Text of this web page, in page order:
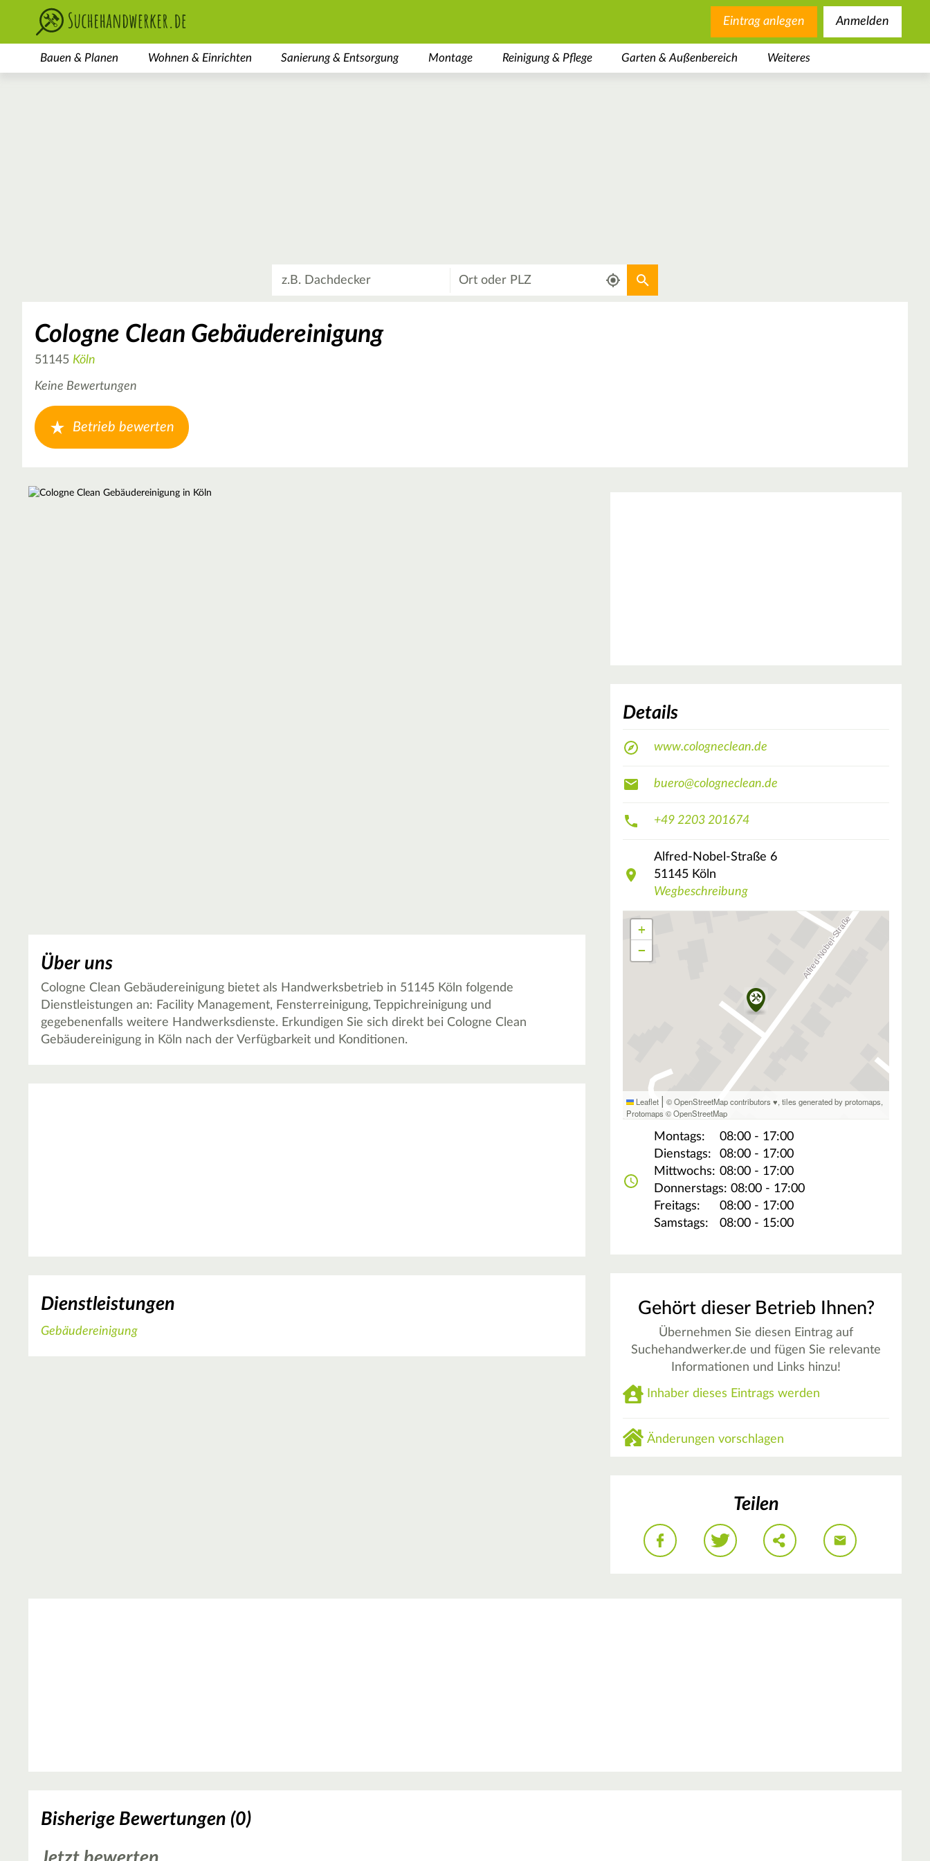
Eintrag anlegen Anmelden
Bauen & Planen Wohnen & Einrichten Sanierung & Entsorgung Montage Reinigung & Pflege Garten & Außenbereich Weiteres
Aktuellen Standort verwenden
Cologne Clean Gebäudereinigung
51145 Köln
Keine Bewertungen
Betrieb bewerten
Über uns
Cologne Clean Gebäudereinigung bietet als Handwerksbetrieb in 51145 Köln folgende
Dienstleistungen an: Facility Management, Fensterreinigung, Teppichreinigung und
gegebenenfalls weitere Handwerksdienste. Erkundigen Sie sich direkt bei Cologne Clean
Gebäudereinigung in Köln nach der Verfügbarkeit und Konditionen.
Dienstleistungen
Gebäudereinigung
Details
www.cologneclean.de
buero@cologneclean.de
+49 2203 201674
Alfred-Nobel-Straße 6
51145 Köln
Wegbeschreibung
+
−
Leaflet | © OpenStreetMap contributors ♥,tiles generated by protomaps,
Protomaps ©OpenStreetMap
Montags:
08:00 - 17:00
Dienstags:
08:00 - 17:00
Mittwochs: 08:00 - 17:00
Donnerstags: 08:00 - 17:00
Freitags:
08:00 - 17:00
Samstags:
08:00 - 15:00
Gehört dieser Betrieb Ihnen?
Übernehmen Sie diesen Eintrag auf
Suchehandwerker.de und fügen Sie relevante
Informationen und Links hinzu!
Inhaber dieses Eintrags werden
Änderungen vorschlagen
Teilen
Bisherige Bewertungen (0)